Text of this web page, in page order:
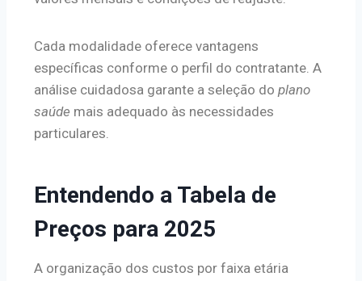
Cada modalidade oferece vantagens
específicas conforme o perfil do contratante. A
análise cuidadosa garante a seleção do plano
saúde mais adequado às necessidades
particulares.
Entendendo a Tabela de
Preços para 2025
A organização dos custos por faixa etária